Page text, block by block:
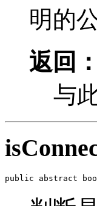
明的
返回：
与
public abstract